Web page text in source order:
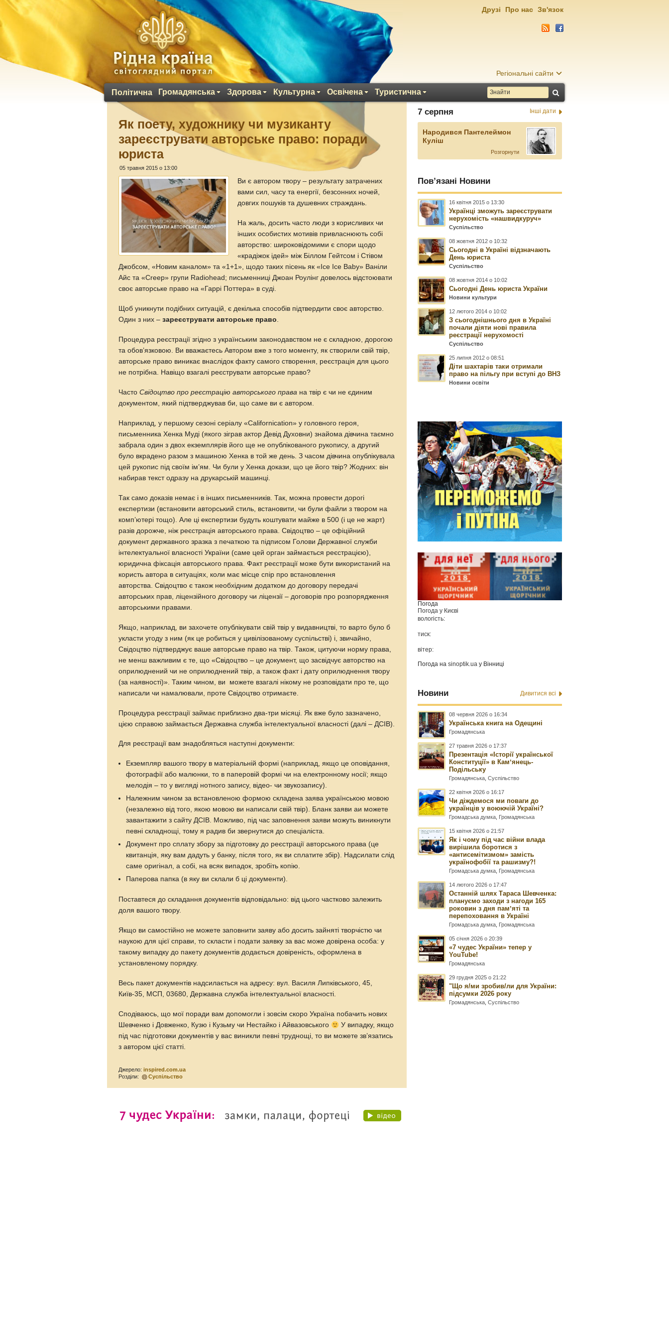
Регіональні сайти
Політична Громадянська Здорова Культурна Освічена Туристична
Друзі Про нас Зв'язок
Як поету, художнику чи музиканту
зареєструвати авторське право: поради
юриста
05 травня 2015 о 13:00
Ви є автором твору – результату затрачених
вами сил, часу та енергії, безсонних ночей,
довгих пошуків та душевних страждань.
На жаль, досить часто люди з корисливих чи
інших особистих мотивів привласнюють собі
авторство: широковідомими є спори щодо
«крадіжок ідей» між Біллом Гейтсом і Стівом
Джобсом, «Новим каналом» та «1+1», щодо таких пісень як «Ice Ice Baby» Ваніли
Айс та «Creep» групи Radiohead; письменниці Джоан Роулінг довелось відстоювати
своє авторське право на «Гаррі Поттера» в суді.
Щоб уникнути подібних ситуацій, є декілька способів підтвердити своє авторство.
Один з них –зареєструвати авторське право
Процедура реєстрації згідно з українським законодавством не є складною, дорогою
та обов’язковою. Ви вважаєтесь Автором вже з того моменту, як створили свій твір,
авторське право виникає внаслідок факту самого створення, реєстрація для цього
не потрібна. Навіщо взагалі реєструвати авторське право?
ЧастоСвідоцтво про реєстрацію авторського права на твір є чи не єдиним
документом, який підтверджував би, що саме ви є автором.
Наприклад, у першому сезоні серіалу «Californication» у головного героя,
письменника Хенка Муді (якого зіграв актор Девід Духовни) знайома дівчина таємно
забрала один з двох екземплярів його ще не опублікованого рукопису, а другий
було вкрадено разом з машиною Хенка в той же день. З часом дівчина опублікувала
цей рукопис під своїм ім’ям. Чи були у Хенка докази, що це його твір? Жодних: він
набирав текст одразу на друкарській машинці.
Так само доказів немає і в інших письменників. Так, можна провести дорогі
експертизи (встановити авторський стиль, встановити, чи були файли з твором на
комп’ютері тощо). Але ці експертизи будуть коштувати майже в 500 (і це не жарт)
разів дорожче, ніж реєстрація авторського права. Свідоцтво – це офіційний
документ державного зразка з печаткою та підписом Голови Державної служби
інтелектуальної власності України (саме цей орган займається реєстрацією),
юридична фіксація авторського права. Факт реєстрації може бути використаний на
користь автора в ситуаціях, коли має місце спір про встановлення
авторства. Свідоцтво є також необхідним додатком до договору передачі
авторських прав, ліцензійного договору чи ліцензії – договорів про розпорядження
авторськими правами.
Якщо, наприклад, ви захочете опублікувати свій твір у видавництві, то варто було б
укласти угоду з ним (як це робиться у цивілізованому суспільстві) і, звичайно,
Свідоцтво підтверджує ваше авторське право на твір. Також, цитуючи норму права,
не менш важливим є те, що «Свідоцтво – це документ, що засвідчує авторство на
оприлюднений чи не оприлюднений твір, а також факт і дату оприлюднення твору
(за наявності)». Таким чином, ви можете взагалі нікому не розповідати про те, що
написали чи намалювали, проте Свідоцтво отримаєте.
Процедура реєстрації займає приблизно два-три місяці. Як вже було зазначено,
цією справою займається Державна служба інтелектуальної власності (далі – ДСІВ).
Для реєстрації вам знадобляться наступні документи:
Екземпляр вашого твору в матеріальній формі (наприклад, якщо це оповідання,
фотографії або малюнки, то в паперовій формі чи на електронному носії; якщо
мелодія – то у вигляді нотного запису, відео- чи звукозапису).
Належним чином за встановленою формою складена заява українською мовою
(незалежно від того, якою мовою ви написали свій твір). Бланк заяви аи можете
завантажити з сайту ДСІВ. Можливо, під час заповнення заяви можуть виникнути
певні складнощі, тому я радив би звернутися до спеціаліста.
Документ про сплату збору за підготовку до реєстрації авторського права (це
квитанція, яку вам дадуть у банку, після того, як ви сплатите збір). Надсилати слід
саме оригінал, а собі, на всяк випадок, зробіть копію.
Паперова папка (в яку ви склали б ці документи).
Поставтеся до складання документів відповідально: від цього частково залежить
доля вашого твору.
Якщо ви самостійно не можете заповнити заяву або досить зайняті творчістю чи
наукою для цієї справи, то скласти і подати заявку за вас може довірена особа: у
такому випадку до пакету документів додається довіреність, оформлена в
установленому порядку.
Весь пакет документів надсилається на адресу: вул. Василя Липківського, 45,
Київ-35, МСП, 03680, Державна служба інтелектуальної власності.
Сподіваюсь, що мої поради вам допомогли і зовсім скоро Україна побачить нових
Шевченко і Довженко, Кузю і Кузьму чи Нестайко і Айвазовського
У випадку, якщо
під час підготовки документів у вас виникли певні труднощі, то ви можете зв’язатись
з автором цієї статті.
Джерело:inspired.com.ua
Розділи:
Суспільство
7 серпня Інші дати
Народився Пантелеймон
Куліш
Розгорнути
Пов’язані Новини
16 квітня 2015 о 13:30
Українці зможуть зареєструвати
нерухомість «нашвидкуруч»
Суспільство
08 жовтня 2012 о 10:32
Сьогодні в Україні відзначають
День юриста
Суспільство
08 жовтня 2014 о 10:02
Сьогодні День юриста України
Новини культури
12 лютого 2014 о 10:02
З сьогоднішнього дня в Україні
почали діяти нові правила
реєстрації нерухомості
Суспільство
25 липня 2012 о 08:51
Діти шахтарів таки отримали
право на пільгу при вступі до ВНЗ
Новини освіти
Погода
Погода у Києві
вологість:
тиск:
вітер:
Погода наsinoptik.ua у Вінниці
Новини Дивитися всі
08 червня 2026 о 16:34
Українська книга на Одещині
Громадянська
27 травня 2026 о 17:37
Презентація «Історії української
Конституції» в Камʼянець-
Подільську
Громадянська ,Суспільство
22 квітня 2026 о 16:17
Чи діждемося ми поваги до
українців у воюючій Україні?
Громадська думка Громадянська
15 квітня 2026 о 21:57
Як і чому під час війни влада
вирішила боротися з
«антисемітизмом» замість
українофобії та рашизму?!
Громадська думка Громадянська
14 лютого 2026 о 17:47
Останній шлях Тараса Шевченка:
плануємо заходи з нагоди 165
роковин з дня памʼяті та
перепоховання в Україні
Громадська думка Громадянська
05 січня 2026 о 20:39
«7 чудес України» тепер у
YouTube!
Громадянська
29 грудня 2025 о 21:22
"Що я/ми зробив/ли для України:
підсумки 2026 року
Громадянська ,Суспільство